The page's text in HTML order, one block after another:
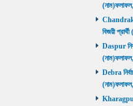
বিজয়ী
Daspur
Debra
Kharagpur